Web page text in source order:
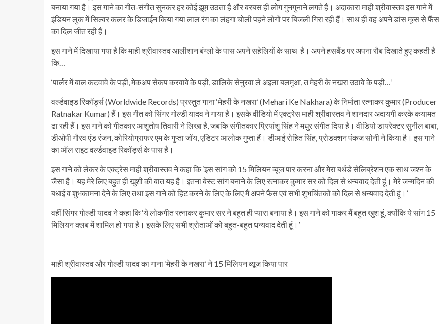
बनाया गया है। इस गाने का गीत-संगीत सुनकर हर कोई झूम उठता है और बरबस ही लोग गुनगुनाने लगते हैं। अदाकारा माही श्रीवास्तव इस गाने में
इंडियन लुक में सिल्वर कलर के डिजाईन किया गया लाल रंग का लंहगा चोली पहने लोगों पर बिजली गिरा रही हैं। साथ ही वह अपने डांस मूव्स से फैंस
का दिल जीत रही हैं।
इस गाने में दिखाया गया है कि माही श्रीवास्तव आलीशान बंग्लो के पास अपने सहेलियों के साथ है। अपने हसबैंड पर अपना रौब दिखाते हुए कहती है
कि…
‘पार्लर में बाल कटवावे के पड़ी, मेकअप सेकप करवावे के पड़ी, डालिके सेनुरवा ले अइला बलमुआ, त मेहरी के नखरा उठावे के पड़ी…’
वर्ल्डवाइड रिकॉर्ड्स (Worldwide Records) प्रस्तुत गाना ‘मेहरी के नखरा’ (Mehari Ke Nakhara) के निर्माता रत्नाकर कुमार (Producer
Ratnakar Kumar) हैं। इस गीत को सिंगर गोल्डी यादव ने गाया है। इसके वीडियो में एक्ट्रेस माही श्रीवास्तव ने शानदार अदायगी करके कयामत
ढा रही हैं। इस गाने को गीतकार आशुतोष तिवारी ने लिखा है, जबकि संगीतकार प्रियांशु सिंह ने मधुर संगीत दिया है। वीडियो डायरेक्टर सुनील बाबा,
डीओपी गौरव एंड रंजन, कोरियोग्राफर एम के गुप्ता जॉय, एडिटर आलोक गुप्ता हैं। डीआई रोहित सिंह, प्रोडक्शन पंकज सोनी ने किया है। इस गाने
का ऑल राइट वर्ल्डवाइड रिकॉर्ड्स के पास है।
इस गाने को लेकर के एक्ट्रेस माही श्रीवास्तव ने कहा कि ‘इस सांग को 15 मिलियन व्यूज पार करना और मेरा बर्थडे सेलिब्रेशन एक साथ जश्न के
जैसा है। यह मेरे लिए बहुत ही खुशी की बात यह है। इतना बेस्ट सांग बनाने के लिए रत्नाकर कुमार सर को दिल से धन्यवाद देती हूं। मेरे जन्मदिन की
बधाई व शुभकामना देने के लिए तथा इस गाने को हिट करने के लिए के लिए मैं अपने फैंस एवं सभी शुभचिंतकों को दिल से धन्यवाद देती हूं।’
वहीं सिंगर गोल्डी यादव ने कहा कि ‘ये लोकगीत रत्नाकर कुमार सर ने बहुत ही प्यारा बनाया है। इस गाने को गाकर मैं बहुत खुश हूं, क्योंकि ये सांग 15
मिलियन क्लब में शामिल हो गया है। इसके लिए सभी श्रोताओं को बहुत-बहुत धन्यवाद देती हूं।’
माही श्रीवास्तव और गोल्डी यादव का गाना ‘मेहरी के नखरा’ ने 15 मिलियन व्यूज किया पार